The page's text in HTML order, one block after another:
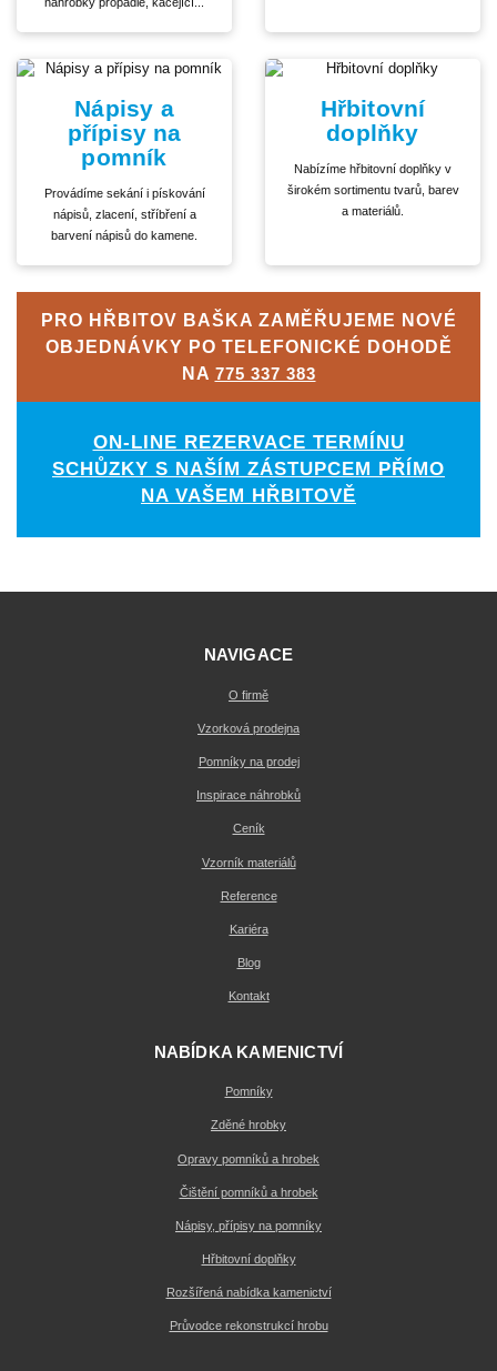
Nápisy a
přípisy na
pomník
Provádíme sekání i pískování
nápisů, zlacení, stříbření a
barvení nápisů do kamene.
Hřbitovní
doplňky
Nabízíme hřbitovní doplňky v
širokém sortimentu tvarů, barev
a materiálů.
PRO HŘBITOV BAŠKA ZAMĚŘUJEME NOVÉ
OBJEDNÁVKY PO TELEFONICKÉ DOHODĚ
NA 775 337 383
ON-LINE REZERVACE TERMÍNU
SCHŮZKY S NAŠÍM ZÁSTUPCEM PŘÍMO
NA VAŠEM HŘBITOVĚ
NAVIGACE
O firmě
Vzorková prodejna
Pomníky na prodej
Inspirace náhrobků
Ceník
Vzorník materiálů
Reference
Kariéra
Blog
Kontakt
NABÍDKA KAMENICTVÍ
Pomníky
Zděné hrobky
Opravy pomníků a hrobek
Čištění pomníků a hrobek
Nápisy, přípisy na pomníky
Hřbitovní doplňky
Rozšířená nabídka kamenictví
Průvodce rekonstrukcí hrobu